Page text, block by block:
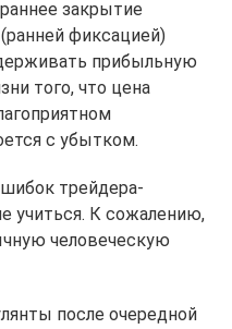
закрытие
фиксацией)
прибыльную
того, что цена
с убытком.
трейдера-
учиться. К сожалению,
человеческую
после очередной